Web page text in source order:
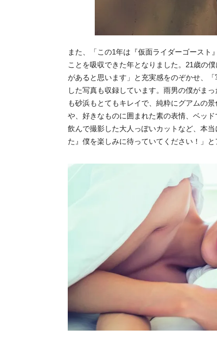
また、「この1年は『仮面ライダーゴース
ことを吸収できた年となりました。21歳の
があると思います」と充実感をのぞかせ、
した写真も収録しています。雨男の僕がま
も砂浜もとてもキレイで、純粋にグアムの
や、好きなものに囲まれた素の表情、ベッ
飲んで撮影した大人っぽいカットなど、本
た』僕を楽しみに待っていてください！」と